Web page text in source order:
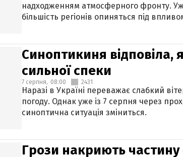
надходженням атмосферного фронту.
більшість регіонів опиняться під
Синоптикиня відповіла,
сильної спеки
7 серпня, 08:00 2431
Наразі в Україні переважає слабкий
погоду. Однак уже із 7 серпня через
синоптична ситуація зміниться.
Грози накриють частину